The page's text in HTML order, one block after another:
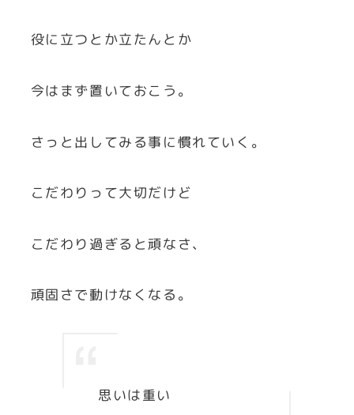
役に立つとか立たんとか
今はまず置いておこう。
さっと出してみる事に慣れていく。
こだわりって大切だけど
こだわり過ぎると頑なさ、
頑固さで動けなくなる。
思いは重い